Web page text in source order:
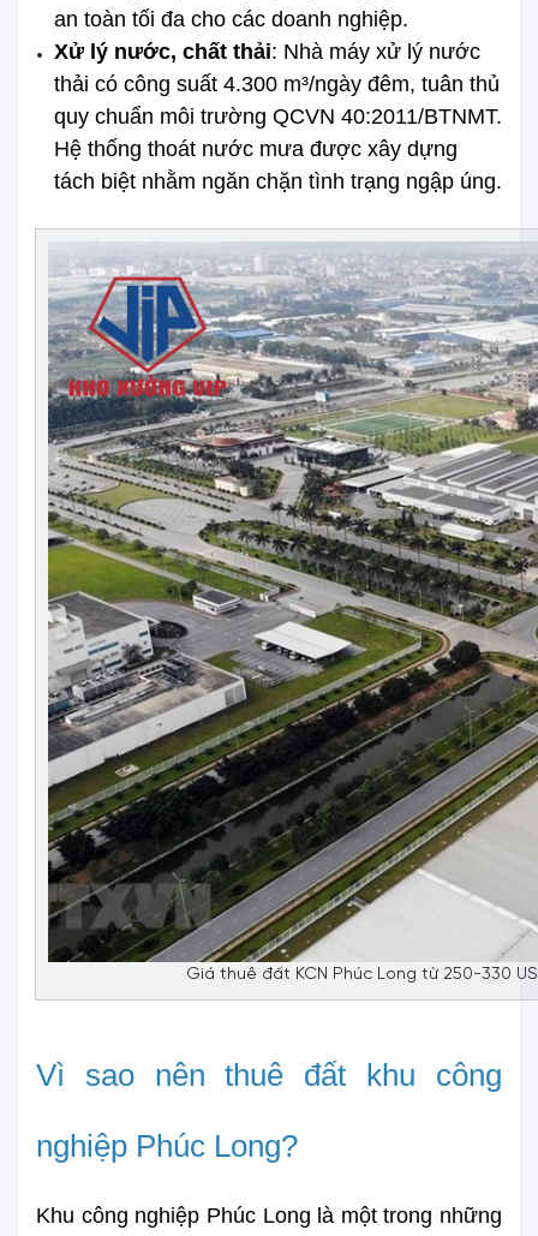
an toàn tối đa cho các doanh nghiệp.
Xử lý nước, chất thải: Nhà máy xử lý nước
thải có công suất 4.300 m³/ngày đêm, tuân thủ
quy chuẩn môi trường QCVN 40:2011/BTNMT.
Hệ thống thoát nước mưa được xây dựng
tách biệt nhằm ngăn chặn tình trạng ngập úng.
Giá thuê đất KCN Phúc Long từ 250-330
Vì sao nên thuê đất khu công
nghiệp Phúc Long?
Khu công nghiệp Phúc Long là một trong những